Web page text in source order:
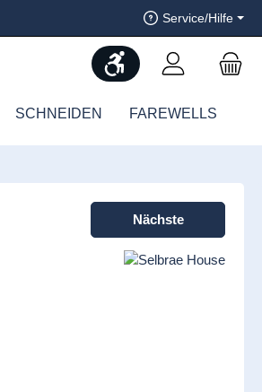
Service/Hilfe
Werkzeugleiste
SCHNEIDEN FAREWELLS
Nächste